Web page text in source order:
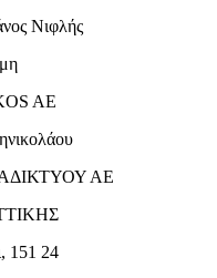
Νιφλής
AE
ΑΕ
151 24